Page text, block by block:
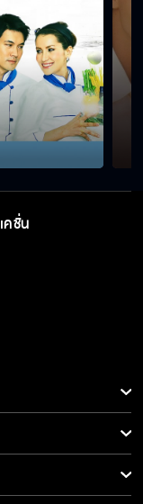
ล้ว
ามรักของเรา
นเดิม
คชั่น